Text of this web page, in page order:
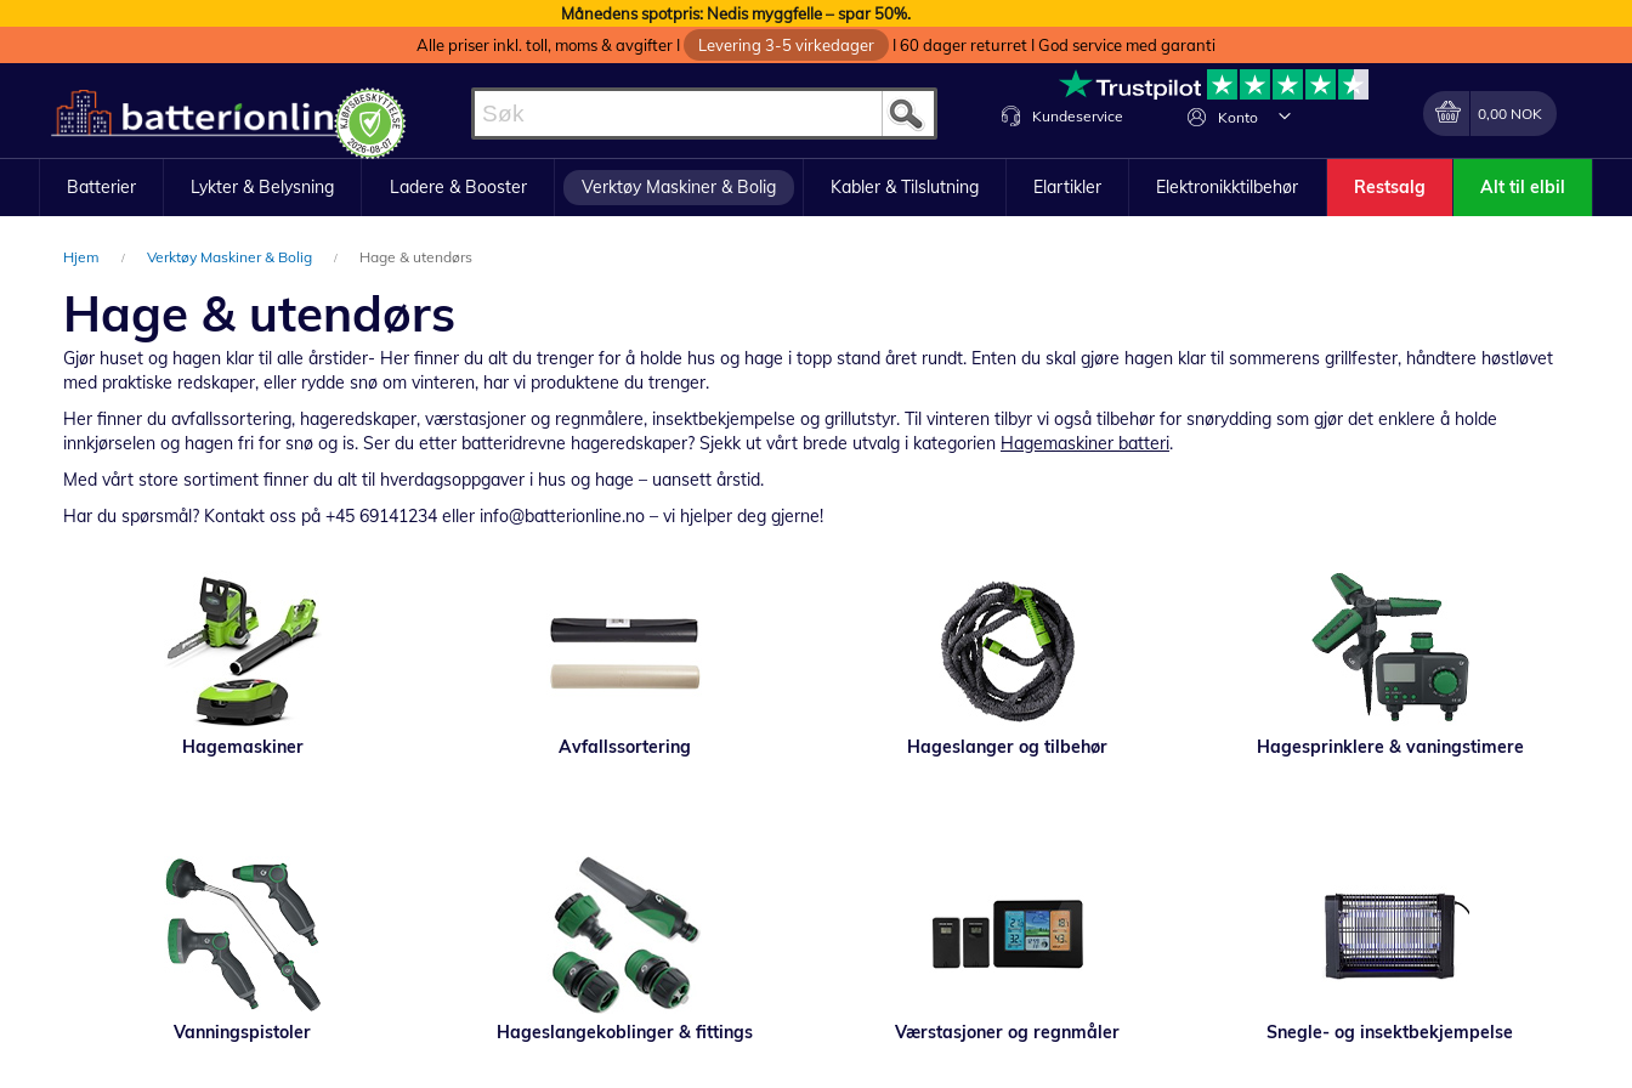
Månedens spotpris: Nedis myggfelle – spar 50%.
Alle priser inkl. toll, moms & avgifter I
Levering 3-5 virkedager I 60 dager returret I God service med garanti
til
innhold
Konto Endring
Min handlekurv
0,00 NOK
Kundeservice
Batterier Lykter & Belysning Ladere & Booster Verktøy Maskiner & Bolig Kabler & Tilslutning Elartikler Elektronikktilbehør Restsalg Alt til elbil
Hjem Verktøy Maskiner & Bolig Hage & utendørs
Hage & utendørs
Gjør huset og hagen klar til alle årstider- Her finner du alt du trenger for å holde hus og hage i topp stand året rundt. Enten du skal gjøre hagen klar til sommerens grillfester, håndtere høstløvet
med praktiske redskaper, eller rydde snø om vinteren, har vi produktene du trenger.
Her finner du avfallssortering, hageredskaper, værstasjoner og regnmålere, insektbekjempelse og grillutstyr. Til vinteren tilbyr vi også tilbehør for snørydding som gjør det enklere å holde
innkjørselen og hagen fri for snø og is. Ser du etter batteridrevne hageredskaper? Sjekk ut vårt brede utvalg i kategorien Hagemaskiner batteri.
Med vårt store sortiment finner du alt til hverdagsoppgaver i hus og hage – uansett årstid.
Har du spørsmål? Kontakt oss på +45 69141234 eller info@batterionline.no – vi hjelper deg gjerne!
Hagemaskiner Avfallssortering Hageslanger og tilbehør Hagesprinklere & vaningstimere
Vanningspistoler Hageslangekoblinger & fittings Værstasjoner og regnmåler Snegle- og insektbekjempelse